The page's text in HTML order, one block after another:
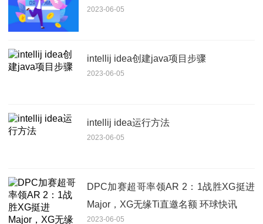
2023-06-05
intellij idea创建java项目步骤
2023-06-05
intellij idea运行方法
2023-06-05
DPC加赛超哥率领AR 2：1战胜XG挺进
Major，XG无缘Ti直邀名额 环球快讯
2023-06-05